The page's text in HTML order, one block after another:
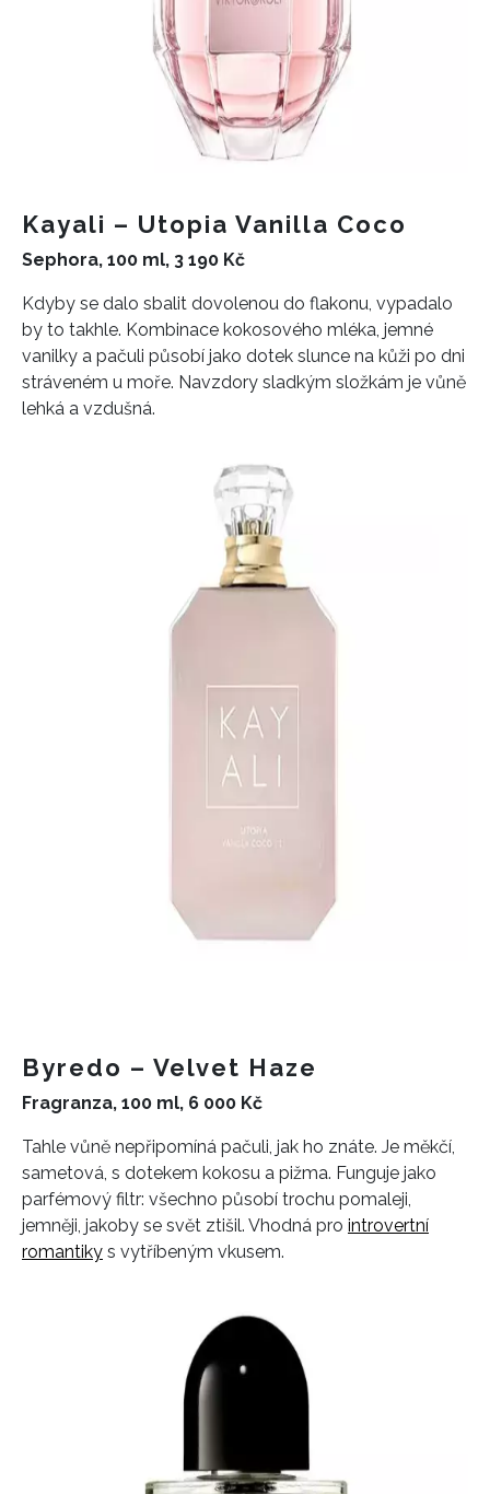
INFORMACE
REDAKCE
Kayali – Utopia Vanilla Coco
Sephora, 100 ml, 3 190 Kč
Kdyby se dalo sbalit dovolenou do flakonu, vypadalo
by to takhle. Kombinace kokosového mléka, jemné
vanilky a pačuli působí jako dotek slunce na kůži po dni
stráveném u moře. Navzdory sladkým složkám je vůně
lehká a vzdušná.
Byredo – Velvet Haze
Fragranza, 100 ml, 6 000 Kč
Tahle vůně nepřipomíná pačuli, jak ho znáte. Je měkčí,
sametová, s dotekem kokosu a pižma. Funguje jako
parfémový filtr: všechno působí trochu pomaleji,
jemněji, jakoby se svět ztišil. Vhodná pro introvertní
romantiky s vytříbeným vkusem.